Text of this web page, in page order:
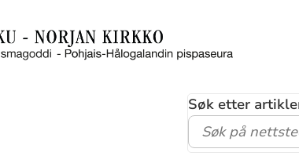
Søk etter